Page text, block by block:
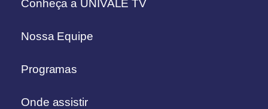
Conheça a UNIVALE TV
Nossa Equipe
Programas
Onde assistir